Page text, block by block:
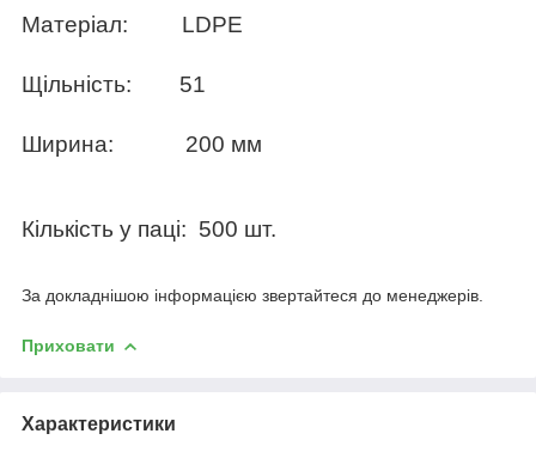
Матеріал: LDPE
Щільність: 51
Ширина: 200 мм
Кількість у паці: 500 шт.
За докладнішою інформацією звертайтеся до менеджерів.
Приховати
Характеристики